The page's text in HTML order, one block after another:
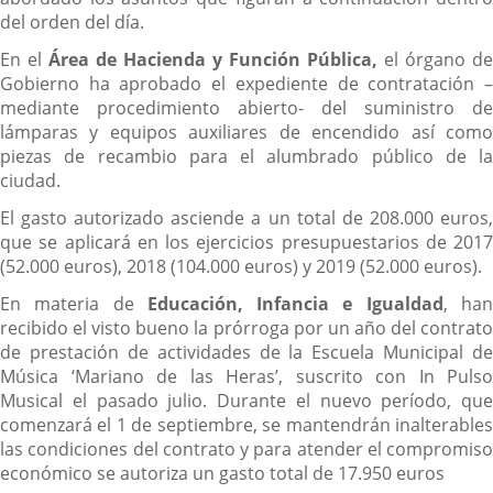
del orden del día.
En el Área de Hacienda y Función Pública, el órgano de
Gobierno ha aprobado el expediente de contratación –
mediante procedimiento abierto- del suministro de
lámparas y equipos auxiliares de encendido así como
piezas de recambio para el alumbrado público de la
ciudad.
El gasto autorizado asciende a un total de 208.000 euros,
que se aplicará en los ejercicios presupuestarios de 2017
(52.000 euros), 2018 (104.000 euros) y 2019 (52.000 euros).
En materia de Educación, Infancia e Igualdad, han
recibido el visto bueno la prórroga por un año del contrato
de prestación de actividades de la Escuela Municipal de
Música ‘Mariano de las Heras’, suscrito con In Pulso
Musical el pasado julio. Durante el nuevo período, que
comenzará el 1 de septiembre, se mantendrán inalterables
las condiciones del contrato y para atender el compromiso
económico se autoriza un gasto total de 17.950 euros